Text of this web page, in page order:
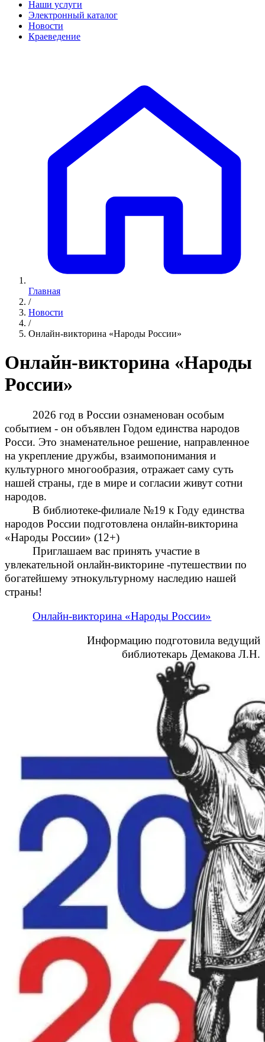
Наши услуги
Электронный каталог
Новости
Краеведение
Главная
/
Новости
/
Онлайн-викторина «Народы России»
Онлайн-викторина «Народы
России»
2026 год в России ознаменован особым
событием - он объявлен Годом единства народов
Росси. Это знаменательное решение, направленное
на укрепление дружбы, взаимопонимания и
культурного многообразия, отражает саму суть
нашей страны, где в мире и согласии живут сотни
народов.
В библиотеке-филиале №19 к Году единства
народов России подготовлена онлайн-викторина
«Народы России» (12+)
Приглашаем вас принять участие в
увлекательной онлайн‑викторине -путешествии по
богатейшему этнокультурному наследию нашей
страны!
Онлайн-викторина «Народы России»
Информацию подготовила ведущий
библиотекарь Демакова Л.Н.